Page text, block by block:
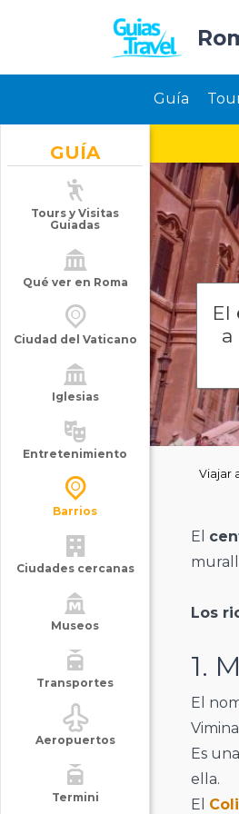
Guía
GUÍA
Tours y Visitas
Guiadas
Qué ver en Roma
Ciudad del Vaticano
Iglesias
Entretenimiento
Barrios
Ciudades cercanas
Museos
Transportes
Aeropuertos
Termini
El
a
Viajar
El
Los
1.
El
Es
ella.
El